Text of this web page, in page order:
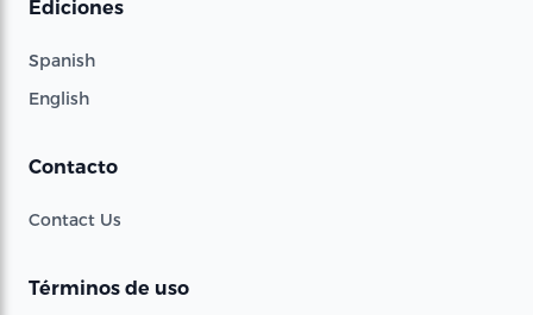
Ediciones
Spanish
English
Contacto
Contact Us
Términos de uso